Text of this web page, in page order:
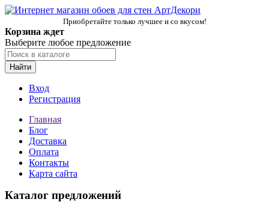
Приобретайте только лучшее и со вкусом!
Корзина ждет
Выберите любое предложение
Найти
Вход
Регистрация
Главная
Блог
Доставка
Оплата
Контакты
Карта сайта
Каталог предложений